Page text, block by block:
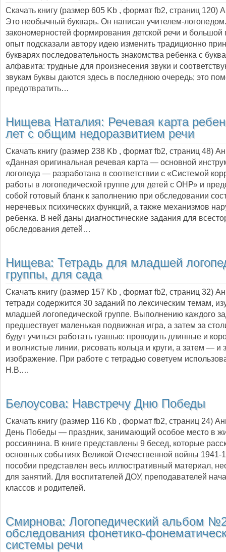
Скачать книгу (размер 605 Kb , формат fb2, страниц 120)
Это необычный букварь. Он написан учителем-
закономерностей формирования детской речи и большой
опыт подсказали автору идею изменить традиционно
букварях последовательность знакомства ребенка с
алфавита: трудные для произнесения звуки и
звукам буквы даются здесь в последнюю очередь; это
предотвратить…
Нищева Наталия: Речевая карта
лет с общим недоразвитием речи
Скачать книгу (размер 238 Kb , формат fb2, страниц 48)
«Данная оригинальная речевая карта — основной
логопеда — разработана в соответствии с «Системой
работы в логопедической группе для детей с ОНР» и
собой готовый бланк к заполнению при обследовании
неречевых психических функций, а также механизмов
ребенка. В ней даны диагностические задания для
обследования детей…
Нищева: Тетрадь для младшей
группы, для сада
Скачать книгу (размер 157 Kb , формат fb2, страниц 32)
тетради содержится 30 заданий по лексическим темам,
младшей логопедической группе. Выполнению каждого
предшествует маленькая подвижная игра, а затем за
будут учиться работать гуашью: проводить длинные и
и волнистые линии, рисовать кольца и круги, а затем — и
изображение. При работе с тетрадью советуем
Н.В.…
Белоусова: Навстречу Дню Победы
Скачать книгу (размер 116 Kb , формат fb2, страниц 24)
День Победы — праздник, занимающий особое место в
россиянина. В книге представлены 9 бесед, которые
основных событиях Великой Отечественной войны 1941-
пособии представлен весь иллюстративный материал,
для занятий. Для воспитателей ДОУ, преподавателей
классов и родителей.
Смирнова: Логопедический альбом
обследования фонетико-
системы речи